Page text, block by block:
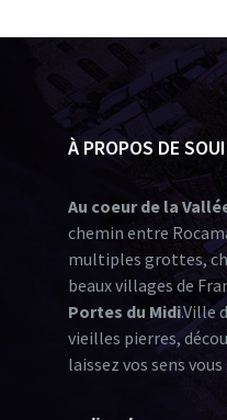
À PROPOS DE
Au coeur de la
chemin entre
multiples grottes,
beaux villages de
Portes du Midi.Ville
vieilles pierres,
laissez vos sens